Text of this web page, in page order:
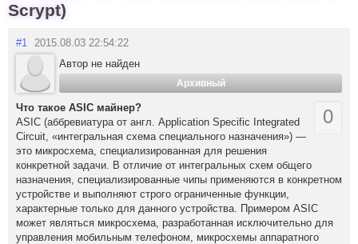
Форум
Вход в аккаунт
Scrypt)
#1 2015.08.03 22:54:22
Автор не найден
Архивный
0
Что такое ASIC майнер?
ASIC (аббревиатура от англ. Application Specific Integrated
Circuit, «интегральная схема специального назначения») —
это микросхема, специализированная для решения
конкретной задачи. В отличие от интегральных схем общего
назначения, специализированные чипы применяются в конкретном
устройстве и выполняют строго ограниченные функции,
характерные только для данного устройства. Примером ASIC
может являться микросхема, разработанная исключительно для
управления мобильным телефоном, микросхемы аппаратного